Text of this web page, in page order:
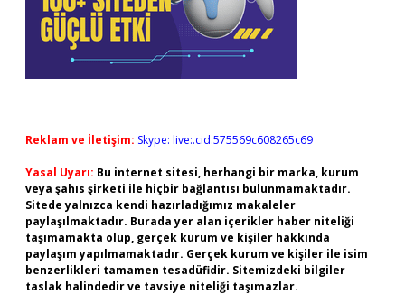
Reklam ve İletişim: Skype: live:.cid.575569c608265c69
Yasal Uyarı: Bu internet sitesi, herhangi bir marka, kurum
veya şahıs şirketi ile hiçbir bağlantısı bulunmamaktadır.
Sitede yalnızca kendi hazırladığımız makaleler
paylaşılmaktadır. Burada yer alan içerikler haber niteliği
taşımamakta olup, gerçek kurum ve kişiler hakkında
paylaşım yapılmamaktadır. Gerçek kurum ve kişiler ile isim
benzerlikleri tamamen tesadüfidir. Sitemizdeki bilgiler
taslak halindedir ve tavsiye niteliği taşımazlar.